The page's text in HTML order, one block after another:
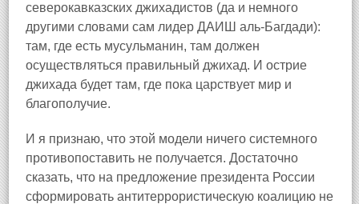
северокавказских джихадистов (да и немного
другими словами сам лидер ДАИШ аль-Багдади):
там, где есть мусульманин, там должен
осуществляться правильный джихад. И острие
джихада будет там, где пока царствует мир и
благополучие.
И я признаю, что этой модели ничего системного
противопоставить не получается. Достаточно
сказать, что на предложение президента России
сформировать антитеррористическую коалицию не